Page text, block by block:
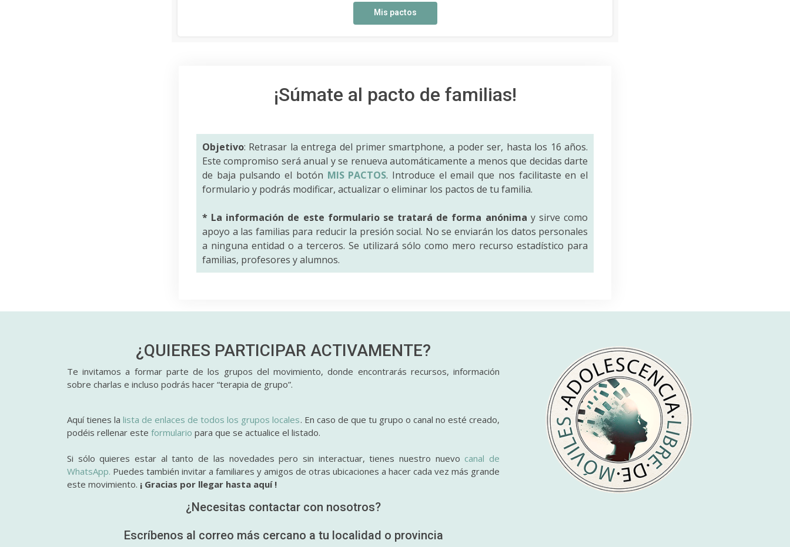
Mis pactos
¡Súmate al pacto de familias!
Objetivo: Retrasar la entrega del primer smartphone, a poder ser, hasta los 16 años.
Este compromiso será anual y se renueva automáticamente a menos que decidas darte
de baja pulsando el botón MIS PACTOS. Introduce el email que nos facilitaste en el
formulario y podrás modificar, actualizar o eliminar los pactos de tu familia.
* La información de este formulario se tratará de forma anónima y sirve como
apoyo a las familias para reducir la presión social. No se enviarán los datos personales
a ninguna entidad o a terceros. Se utilizará sólo como mero recurso estadístico para
familias, profesores y alumnos.
¿QUIERES PARTICIPAR ACTIVAMENTE?
Te invitamos a formar parte de los grupos del movimiento, donde encontrarás recursos, información
sobre charlas e incluso podrás hacer “terapia de grupo”.
Aquí tienes lalista de enlaces de todos los grupos locales. En caso de que tu grupo o canal no esté creado,
podéis rellenar este formulario para que se actualice el listado.
Si sólo quieres estar al tanto de las novedades pero sin interactuar, tienes nuestro nuevo canal de
WhatsApp. Puedes también invitar a familiares y amigos de otras ubicaciones a hacer cada vez más grande
este movimiento. ¡ Gracias por llegar hasta aquí !
¿Necesitas contactar con nosotros?
Escríbenos al correo más cercano a tu localidad o provincia